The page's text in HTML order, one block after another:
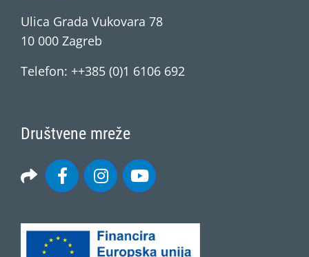
Ulica Grada Vukovara 78
10 000 Zagreb
Telefon: ++385 (0)1 6106 692
Društvene mreže